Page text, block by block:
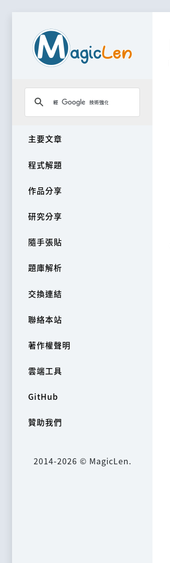
主要文章
程式解題
作品分享
研究分享
隨手張貼
題庫解析
交換連結
聯絡本站
著作權聲明
雲端工具
GitHub
贊助我們
2014-2026 © MagicLen.